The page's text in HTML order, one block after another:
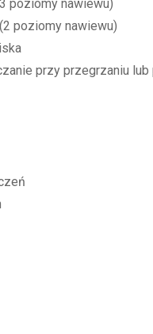
poziomy nawiewu)
poziomy nawiewu)
przy przegrzaniu